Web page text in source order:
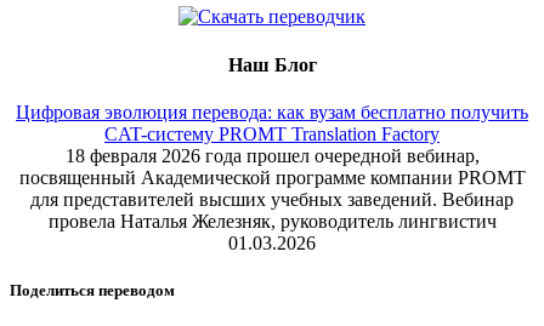
Наш Блог
Цифровая эволюция перевода: как вузам бесплатно получить
CAT-систему PROMT Translation Factory
18 февраля 2026 года прошел очередной вебинар,
посвященный Академической программе компании PROMT
для представителей высших учебных заведений. Вебинар
провела Наталья Железняк, руководитель лингвистич
01.03.2026
Поделиться переводом